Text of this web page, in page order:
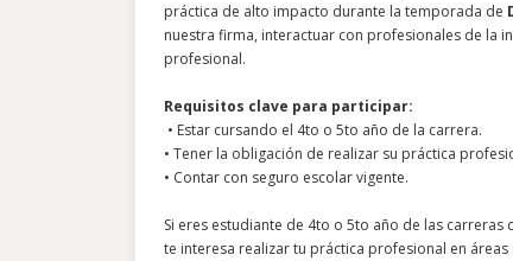
práctica de alto impacto durante la temporada de
nuestra firma, interactuar con profesionales de la
profesional.
Requisitos clave para participar:
• Estar cursando el 4to o 5to año de la carrera.
• Tener la obligación de realizar su práctica
• Contar con seguro escolar vigente.
Si eres estudiante de 4to o 5to año de las carreras
te interesa realizar tu práctica profesional en